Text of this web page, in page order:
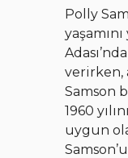
Polly
verirken,
Samson
1960
uygun